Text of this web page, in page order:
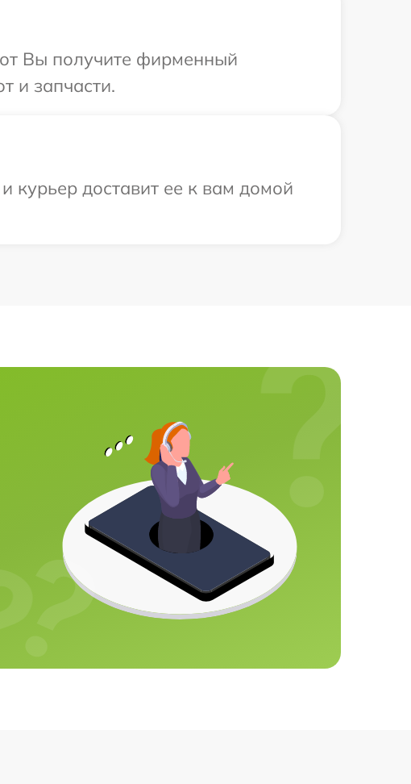
Вы получите фирменный
и запчасти.
курьер доставит ее к вам домой